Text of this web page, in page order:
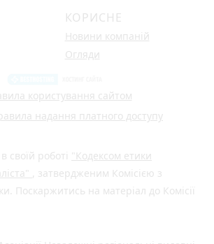
КОРИСНЕ
Новини компаній
Огляди
користування сайтом
надання платного доступу
своїй роботі "Кодексом етики
, затвердженим Комісією з
Поскаржитись на матеріал до Комісії